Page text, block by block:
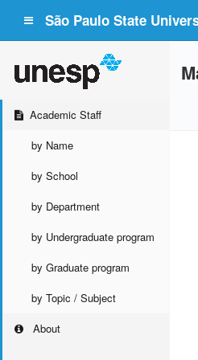
São Paulo State
Academic Staff
by Name
by School
by Department
by Undergraduate program
by Graduate program
by Topic / Subject
About